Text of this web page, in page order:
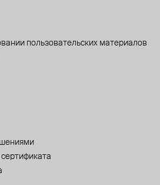
пользовательских материалов